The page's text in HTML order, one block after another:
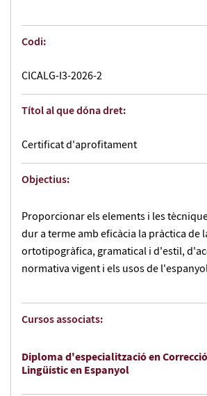
Codi:
CICALG-I3-2026-2
Títol al que dóna dret:
Certificat d'aprofitament
Objectius:
Proporcionar els elements i les
dur a terme amb eficàcia la pràctica de
ortotipogràfica, gramatical i d'estil,
normativa vigent i els usos de
Cursos associats:
Diploma d'especialització en
Lingüístic en Espanyol